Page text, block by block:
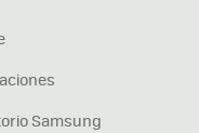
Samsung